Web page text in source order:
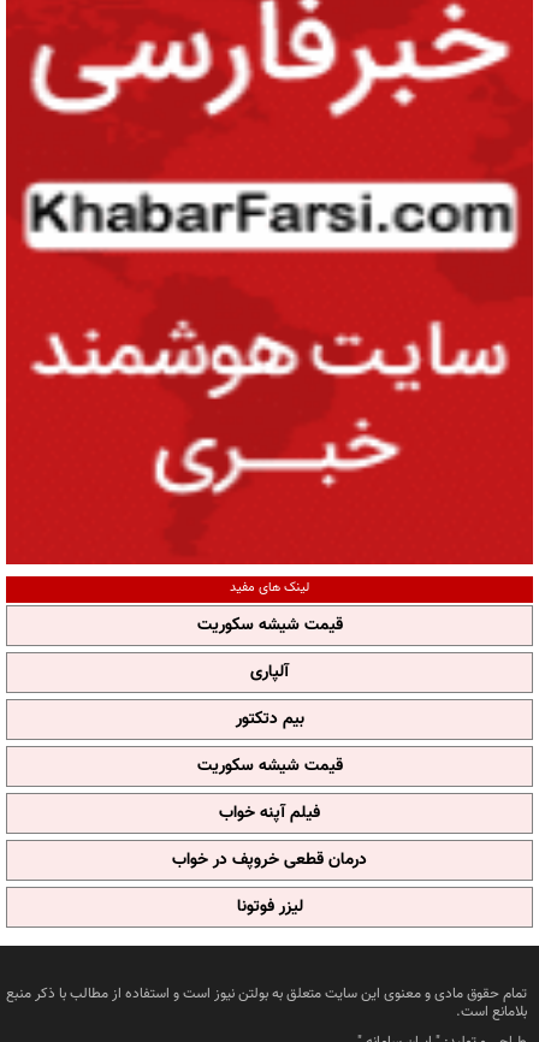
لینک های مفید
قیمت شیشه سکوریت
آلپاری
بیم دتکتور
قیمت شیشه سکوریت
فیلم آپنه خواب
درمان قطعی خروپف در خواب
لیزر فوتونا
تمام حقوق مادی و معنوی این سایت متعلق به بولتن نیوز است و استفاده از مطالب با ذکر منبع
بلامانع است.